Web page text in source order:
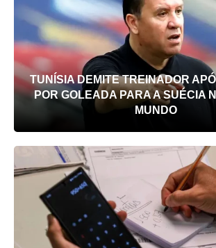
TUNÍSIA DEMITE TREINADOR
POR GOLEADA PARA A SUÉCIA
MUNDO